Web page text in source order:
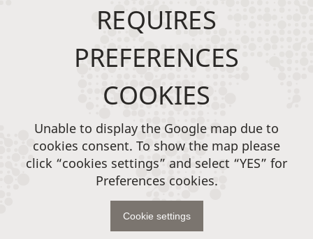
REQUIRES
PREFERENCES
COOKIES
Unable to display the Google map due to
cookies consent. To show the map please
click “cookies settings” and select “YES” for
Preferences cookies.
Cookie settings